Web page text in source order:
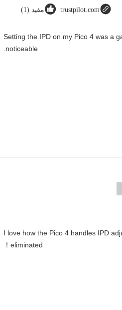
trustpilot.com مفيد (1)
"Setting the IPD on my Pico 4 was a
noticeable.
"I love how the Pico 4 handles IPD
eliminated！